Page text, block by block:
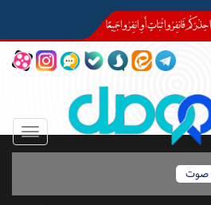
Toggle
صوت